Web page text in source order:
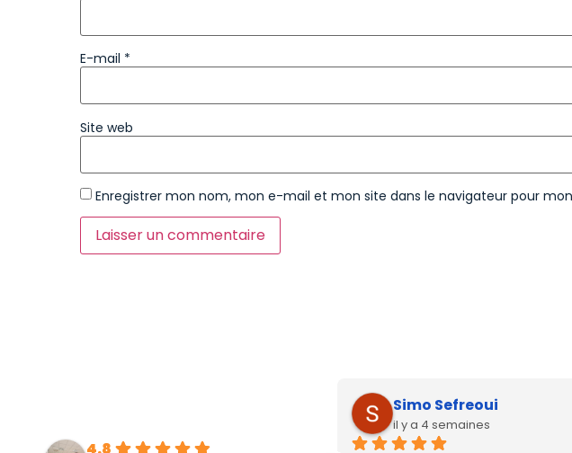
E-mail *
Site web
Enregistrer mon nom, mon e-mail et mon site dans le navigateur pour
4.8
Simo Sefreoui
il y a 4 semaines